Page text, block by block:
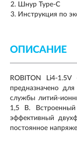
Шнур Type-C
Инструкция по
ОПИСАНИЕ
ROBITON Li4-1.5V
предназначено
службы литий-
1,5 В. Встроенный
эффективный
постоянное